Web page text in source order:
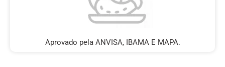
Aprovado pela ANVISA, IBAMA E MAPA.